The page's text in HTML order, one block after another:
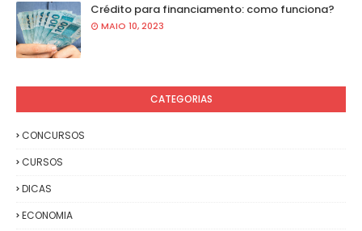
Crédito para financiamento: como funciona?
MAIO 10, 2023
CATEGORIAS
CONCURSOS
CURSOS
DICAS
ECONOMIA